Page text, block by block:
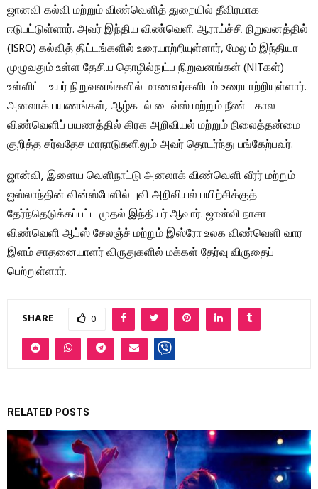
ஜானவி கல்வி மற்றும் விண்வெளித் துறையில் தீவிரமாக
ஈடுபட்டுள்ளார். அவர் இந்திய விண்வெளி ஆராய்ச்சி நிறுவனத்தில்
(ISRO) கல்வித் திட்டங்களில் உரையாற்றியுள்ளார், மேலும் இந்தியா
முழுவதும் உள்ள தேசிய தொழில்நுட்ப நிறுவனங்கள் (NITகள்)
உள்ளிட்ட உயர் நிறுவனங்களில் மாணவர்களிடம் உரையாற்றியுள்ளார்.
அனலாக் பயணங்கள், ஆழ்கடல் டைவ்ஸ் மற்றும் நீண்ட கால
விண்வெளிப் பயணத்தில் கிரக அறிவியல் மற்றும் நிலைத்தன்மை
குறித்த சர்வதேச மாநாடுகளிலும் அவர் தொடர்ந்து பங்கேற்பவர்.
ஜான்வி, இளைய வெளிநாட்டு அனலாக் விண்வெளி வீரர் மற்றும்
ஐஸ்லாந்தின் வின்ஸ்பேஸில் புவி அறிவியல் பயிற்சிக்குத்
தேர்ந்தெடுக்கப்பட்ட முதல் இந்தியர் ஆவார். ஜான்வி நாசா
விண்வெளி ஆப்ஸ் சேலஞ்ச் மற்றும் இஸ்ரோ உலக விண்வெளி வார
இளம் சாதனையாளர் விருதுகளில் மக்கள் தேர்வு விருதைப்
பெற்றுள்ளார்.
SHARE 0
RELATED POSTS